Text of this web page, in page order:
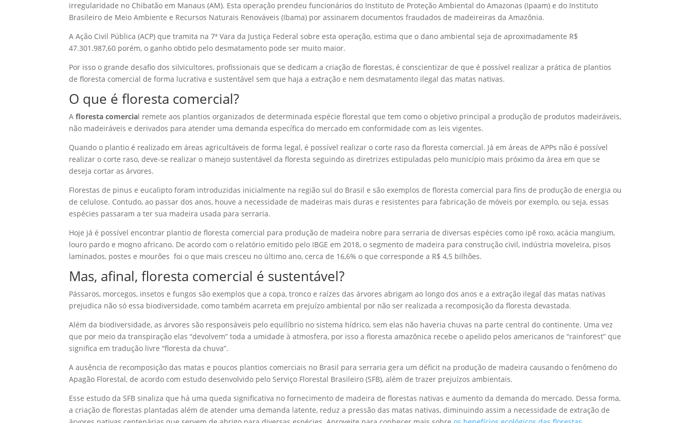
irregularidade no Chibatão em Manaus (AM). Esta operação prendeu funcionários do Instituto de Proteção Ambiental do Amazonas (Ipaam) e do Instituto
Brasileiro de Meio Ambiente e Recursos Naturais Renováveis (Ibama) por assinarem documentos fraudados de madeireiras da Amazônia.
A Ação Civil Pública (ACP) que tramita na 7ª Vara da Justiça Federal sobre esta operação, estima que o dano ambiental seja de aproximadamente R$
47.301.987,60 porém, o ganho obtido pelo desmatamento pode ser muito maior.
Por isso o grande desafio dos silvicultores, profissionais que se dedicam a criação de florestas, é conscientizar de que é possível realizar a prática de plantios
de floresta comercial de forma lucrativa e sustentável sem que haja a extração e nem desmatamento ilegal das matas nativas.
O que é floresta comercial?
Afloresta comercial remete aos plantios organizados de determinada espécie florestal que tem como o objetivo principal a produção de produtos madeiráveis,
não madeiráveis e derivados para atender uma demanda específica do mercado em conformidade com as leis vigentes.
Quando o plantio é realizado em áreas agricultáveis de forma legal, é possível realizar o corte raso da floresta comercial. Já em áreas de APPs não é possível
realizar o corte raso, deve-se realizar o manejo sustentável da floresta seguindo as diretrizes estipuladas pelo município mais próximo da área em que se
deseja cortar as árvores.
Florestas de pinus e eucalipto foram introduzidas inicialmente na região sul do Brasil e são exemplos de floresta comercial para fins de produção de energia ou
de celulose. Contudo, ao passar dos anos, houve a necessidade de madeiras mais duras e resistentes para fabricação de móveis por exemplo, ou seja, essas
espécies passaram a ter sua madeira usada para serraria.
Hoje já é possível encontrar plantio de floresta comercial para produção de madeira nobre para serraria de diversas espécies como ipê roxo, acácia mangium,
louro pardo e mogno africano. De acordo com o relatório emitido pelo IBGE em 2018, o segmento de madeira para construção civil, indústria moveleira, pisos
laminados, postes e mourões foi o que mais cresceu no último ano, cerca de 16,6% o que corresponde a R$ 4,5 bilhões.
Mas, afinal, floresta comercial é sustentável?
Pássaros, morcegos, insetos e fungos são exemplos que a copa, tronco e raízes das árvores abrigam ao longo dos anos e a extração ilegal das matas nativas
prejudica não só essa biodiversidade, como também acarreta em prejuízo ambiental por não ser realizada a recomposição da floresta devastada.
Além da biodiversidade, as árvores são responsáveis pelo equilíbrio no sistema hídrico, sem elas não haveria chuvas na parte central do continente. Uma vez
que por meio da transpiração elas “devolvem” toda a umidade à atmosfera, por isso a floresta amazônica recebe o apelido pelos americanos de “rainforest” que
significa em tradução livre “floresta da chuva”.
A ausência de recomposição das matas e poucos plantios comerciais no Brasil para serraria gera um déficit na produção de madeira causando o fenômeno do
Apagão Florestal, de acordo com estudo desenvolvido pelo Serviço Florestal Brasileiro (SFB), além de trazer prejuízos ambientais.
Esse estudo da SFB sinaliza que há uma queda significativa no fornecimento de madeira de florestas nativas e aumento da demanda do mercado. Dessa forma,
a criação de florestas plantadas além de atender uma demanda latente, reduz a pressão das matas nativas, diminuindo assim a necessidade de extração de